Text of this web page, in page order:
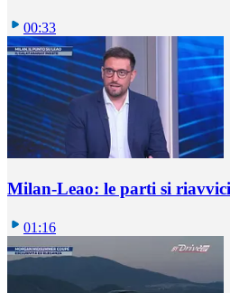
00:33
Milan-Leao: le parti si
01:16